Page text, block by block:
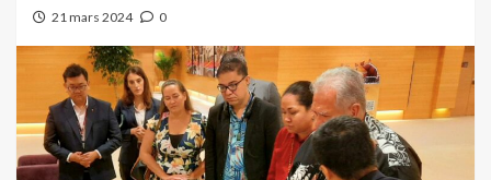
21 mars 2024 0